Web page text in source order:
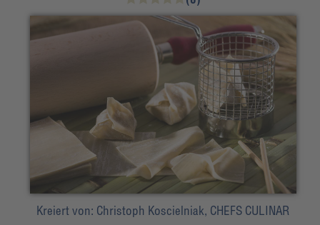
Kreiert von: Christoph Koscielniak, CHEFS CULINAR